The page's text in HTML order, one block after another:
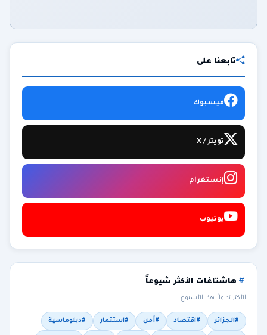
تابعنا على
فيسبوك
تويتر / X
إنستغرام
يوتيوب
هاشتاغات الأكثر شيوعاً
الأكثر تداولاً هذا الأسبوع
#الجزائر #اقتصاد #أمن #استثمار #دبلوماسية